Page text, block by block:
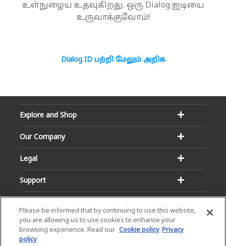
உள்நுழைய உதவுகிறது. ஒரு Dialog ஐடியை
உருவாக்குவோம்!
Dialog ID பற்றி மேலும் அறிக
Explore and Shop
Our Company
Legal
Support
Please be informed that by continuing to use this website,
you are allowing us to use cookies to enhance your
browsing experience. Read our Cookie policy Privacy
policy